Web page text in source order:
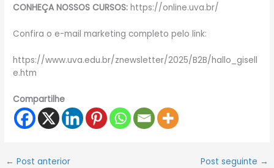
CONHEÇA NOSSOS CURSOS:https://online.uva.br/
Confira o e-mail marketing completo pelo link:
https://www.uva.edu.br/znewsletter/2025/B2B/hallo_gisell
e.htm
Compartilhe
← Post anterior Post seguinte →